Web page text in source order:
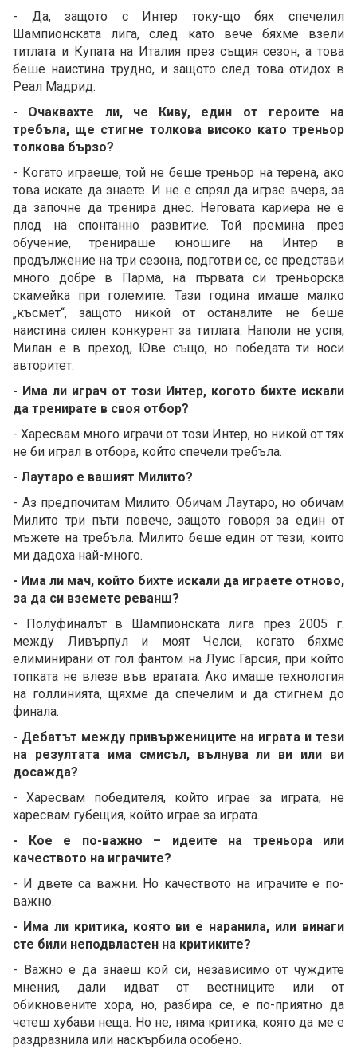
- Да, защото с Интер току-що бях спечелил
Шампионската лига, след като вече бяхме взели
титлата и Купата на Италия през същия сезон, а това
беше наистина трудно, и защото след това отидох в
Реал Мадрид.
- Очаквахте ли, че Киву, един от героите на
требъла, ще стигне толкова високо като треньор
толкова бързо?
- Когато играеше, той не беше треньор на терена, ако
това искате да знаете. И не е спрял да играе вчера, за
да започне да тренира днес. Неговата кариера не е
плод на спонтанно развитие. Той премина през
обучение, тренираше юношиге на Интер в
продължение на три сезона, подготви се, се представи
много добре в Парма, на първата си треньорска
скамейка при големите. Тази година имаше малко
„късмет“, защото никой от останалите не беше
наистина силен конкурент за титлата. Наполи не успя,
Милан е в преход, Юве също, но победата ти носи
авторитет.
- Има ли играч от този Интер, когото бихте искали
да тренирате в своя отбор?
- Харесвам много играчи от този Интер, но никой от тях
не би играл в отбора, който спечели требъла.
- Лаутаро е вашият Милито?
- Аз предпочитам Милито. Обичам Лаутаро, но обичам
Милито три пъти повече, защото говоря за един от
мъжете на требъла. Милито беше един от тези, които
ми дадоха най-много.
- Има ли мач, който бихте искали да играете отново,
за да си вземете реванш?
- Полуфиналът в Шампионската лига през 2005 г.
между Ливърпул и моят Челси, когато бяхме
елиминирани от гол фантом на Луис Гарсия, при който
топката не влезе във вратата. Ако имаше технология
на голлинията, щяхме да спечелим и да стигнем до
финала.
- Дебатът между привържениците на играта и тези
на резултата има смисъл, вълнува ли ви или ви
досажда?
- Харесвам победителя, който играе за играта, не
харесвам губещия, който играе за играта.
- Кое е по-важно – идеите на треньора или
качеството на играчите?
- И двете са важни. Но качеството на играчите е по-
важно.
- Има ли критика, която ви е наранила, или винаги
сте били неподвластен на критиките?
- Важно е да знаеш кой си, независимо от чуждите
мнения, дали идват от вестниците или от
обикновените хора, но, разбира се, е по-приятно да
четеш хубави неща. Но не, няма критика, която да ме е
раздразнила или наскърбила особено.